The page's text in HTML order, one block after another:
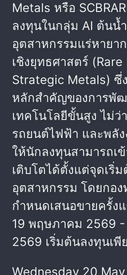
Metals หรือ
ลงทุนในกลุ่ม AI ต้นน้
อุตสาหกรรมแร่หายา
เชิงยุทธศาสตร์
Strategic Metals) ซึ่
หลักสำคัญของการพั
เทคโนโลยีขั้นสูง ไม่ว่
รถยนต์ไฟฟ้า และพลั
ให้นักลงทุนสามารถเ
เติบโตได้ตั้งแต่จุดเริ่
อุตสาหกรรม โดยกอง
กำหนดเสนอขายครั้ง
19 พฤษภาคม 2569
2569 เริ่มต้นลงทุนเพี
Wednesday 20